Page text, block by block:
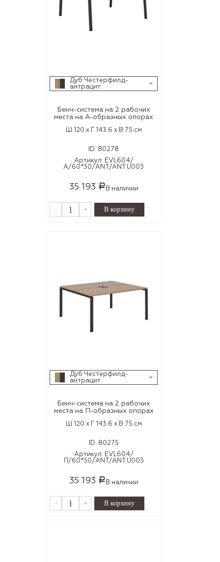
Дуб Честерфилд-
антрацит
Бенч-система на 2 рабочих
места на А-образных опорах
Ш 120 x Г 143.6 x В 75 см
ID: 80278
Артикул: EVL604/
А/60*30/ANT/ANT.U003
35 193 РВ наличии
- +
Дуб Честерфилд-
антрацит
Бенч-система на 2 рабочих
места на П-образных опорах
Ш 120 x Г 143.6 x В 75 см
ID: 80275
Артикул: EVL604/
П/60*30/ANT/ANT.U003
35 193 РВ наличии
- +